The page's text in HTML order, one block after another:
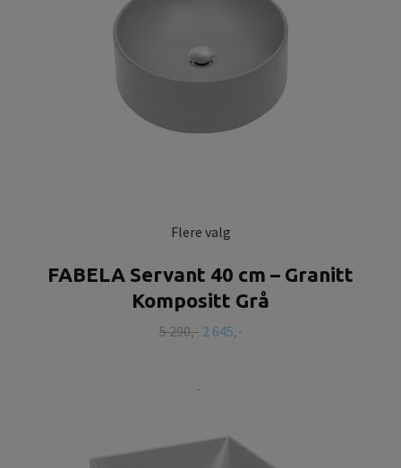
Flere valg
FABELA Servant 40 cm – Granitt
Kompositt Grå
5 290,- 2 645,-